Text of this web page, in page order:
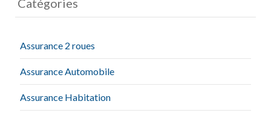
Catégories
Assurance 2 roues
Assurance Automobile
Assurance Habitation